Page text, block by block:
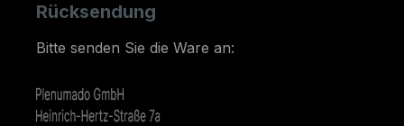
Rücksendung
Bitte senden Sie die Ware an: